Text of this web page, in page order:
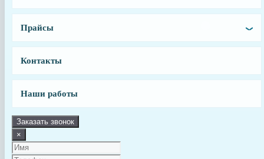
Прайсы
Контакты
Наши работы
Заказать звонок
×